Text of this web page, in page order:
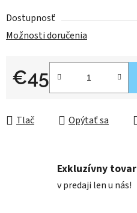
Dostupnosť
Možnosti doručenia
€45
Jednotková cena:
Tlač Opýtať sa
Exkluzívny tovar
v predaji len u nás!